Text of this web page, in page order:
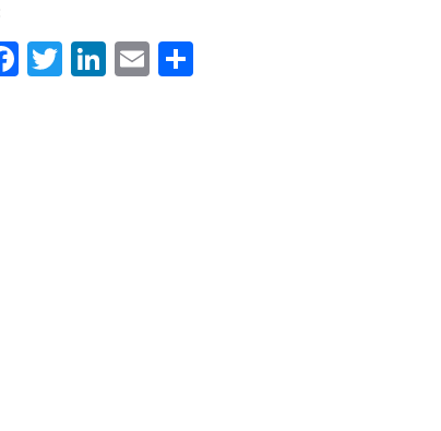
Facebook
Twitter
LinkedIn
Email